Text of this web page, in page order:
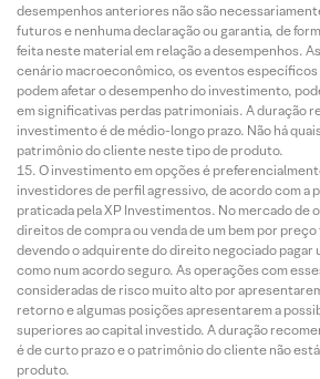
desempenhos anteriores não são
futuros e nenhuma declaração ou garantia, de
feita neste material em relação a desempenhos.
cenário macroeconômico, os eventos específicos
podem afetar o desempenho do investimento,
em significativas perdas patrimoniais. A duração
investimento é de médio-longo prazo. Não há
patrimônio do cliente neste tipo de produto.
O investimento em opções é
investidores de perfil agressivo, de acordo com a
praticada pela XP Investimentos. No mercado de
direitos de compra ou venda de um bem por
devendo o adquirente do direito negociado pagar
como num acordo seguro. As operações com
consideradas de risco muito alto por
retorno e algumas posições apresentarem a
superiores ao capital investido. A duração
é de curto prazo e o patrimônio do cliente não
produto.